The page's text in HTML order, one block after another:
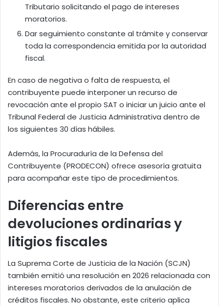
Tributario solicitando el pago de intereses
moratorios.
Dar seguimiento constante al trámite y conservar
toda la correspondencia emitida por la autoridad
fiscal.
En caso de negativa o falta de respuesta, el
contribuyente puede interponer un recurso de
revocación ante el propio SAT o iniciar un juicio ante el
Tribunal Federal de Justicia Administrativa dentro de
los siguientes 30 días hábiles.
Además, la Procuraduría de la Defensa del
Contribuyente (PRODECON) ofrece asesoría gratuita
para acompañar este tipo de procedimientos.
Diferencias entre
devoluciones ordinarias y
litigios fiscales
La Suprema Corte de Justicia de la Nación (SCJN)
también emitió una resolución en 2026 relacionada con
intereses moratorios derivados de la anulación de
créditos fiscales. No obstante, este criterio aplica